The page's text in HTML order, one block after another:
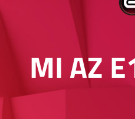
MI AZ